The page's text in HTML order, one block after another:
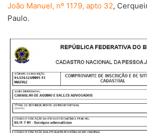
João Manuel, nº 1179, apto 32,
Paulo.